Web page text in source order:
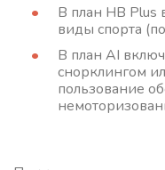
В план HB
виды спорта
В план AI
снорклингом
пользование